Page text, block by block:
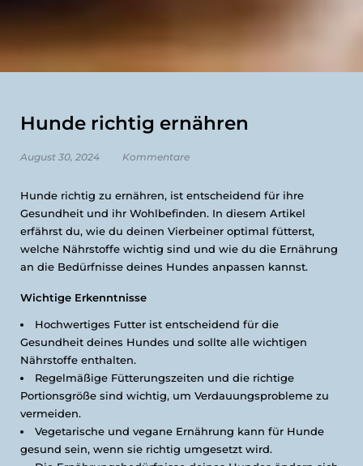
Hunde richtig ernähren
August 30, 2024 Kommentare
Hunde richtig zu ernähren, ist entscheidend für ihre
Gesundheit und ihr Wohlbefinden. In diesem Artikel
erfährst du, wie du deinen Vierbeiner optimal fütterst,
welche Nährstoffe wichtig sind und wie du die Ernährung
an die Bedürfnisse deines Hundes anpassen kannst.
Wichtige Erkenntnisse
Hochwertiges Futter ist entscheidend für die
Gesundheit deines Hundes und sollte alle wichtigen
Nährstoffe enthalten.
Regelmäßige Fütterungszeiten und die richtige
Portionsgröße sind wichtig, um Verdauungsprobleme zu
vermeiden.
Vegetarische und vegane Ernährung kann für Hunde
gesund sein, wenn sie richtig umgesetzt wird.